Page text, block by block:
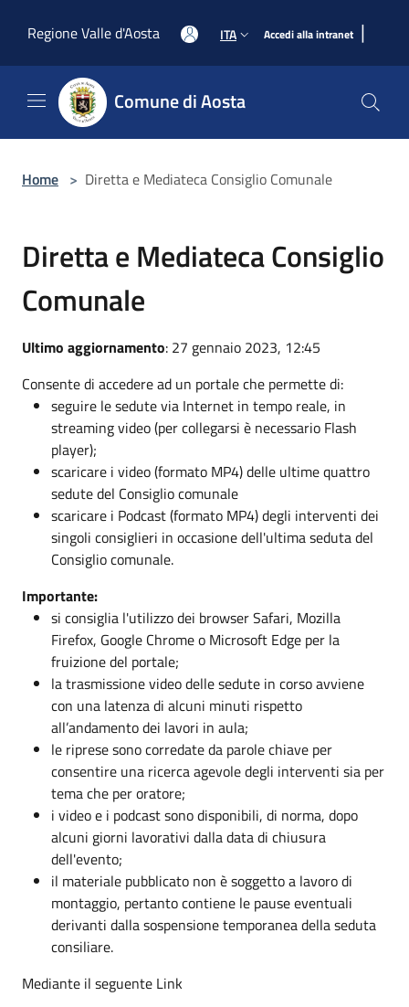
Regione Valle d'Aosta
ITA Accedi alla intranet |
Comune di Aosta
Home > Diretta e Mediateca Consiglio Comunale
Diretta e Mediateca Consiglio
Comunale
Ultimo aggiornamento: 27 gennaio 2023, 12:45
Consente di accedere ad un portale che permette di:
seguire le sedute via Internet in tempo reale, in
streaming video (per collegarsi è necessario Flash
player);
scaricare i video (formato MP4) delle ultime quattro
sedute del Consiglio comunale
scaricare i Podcast (formato MP4) degli interventi dei
singoli consiglieri in occasione dell'ultima seduta del
Consiglio comunale.
Importante:
si consiglia l'utilizzo dei browser Safari, Mozilla
Firefox, Google Chrome o Microsoft Edge per la
fruizione del portale;
la trasmissione video delle sedute in corso avviene
con una latenza di alcuni minuti rispetto
all’andamento dei lavori in aula;
le riprese sono corredate da parole chiave per
consentire una ricerca agevole degli interventi sia per
tema che per oratore;
i video e i podcast sono disponibili, di norma, dopo
alcuni giorni lavorativi dalla data di chiusura
dell'evento;
il materiale pubblicato non è soggetto a lavoro di
montaggio, pertanto contiene le pause eventuali
derivanti dalla sospensione temporanea della seduta
consiliare.
Mediante il seguente Link